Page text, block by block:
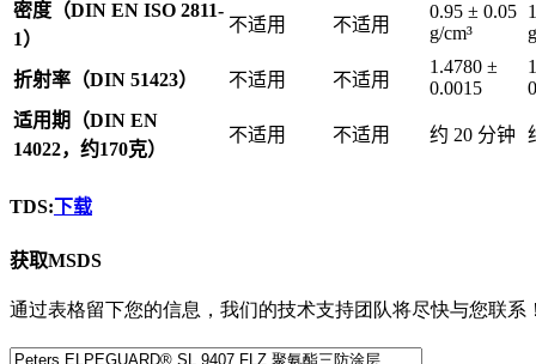
密度（DIN EN ISO 2811-
1）
不适用 不适用
0.95 ± 0.05
g/cm³
折射率（DIN 51423） 不适用 不适用
1.4780 ±
0.0015
适用期（DIN EN
14022，约170克）
不适用 不适用 约 20 分钟
TDS:下载
获取MSDS
通过表格留下您的信息，我们的技术支持团队将尽快与您联系